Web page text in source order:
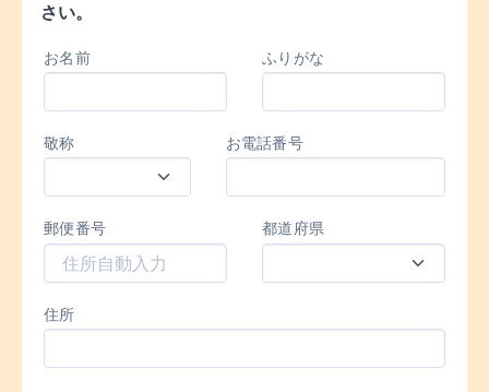
さい。
お名前 ふりがな
敬称 お電話番号
郵便番号 都道府県
住所